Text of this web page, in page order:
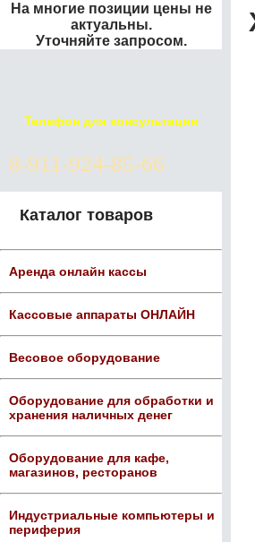
На многие позиции цены не
актуальны.
Уточняйте запросом.
Телефон для консультации
8-911-924-85-66
Каталог товаров
Аренда онлайн кассы
Кассовые аппараты ОНЛАЙН
Весовое оборудование
Оборудование для обработки и
хранения наличных денег
Оборудование для кафе,
магазинов, ресторанов
Индустриальные компьютеры и
периферия